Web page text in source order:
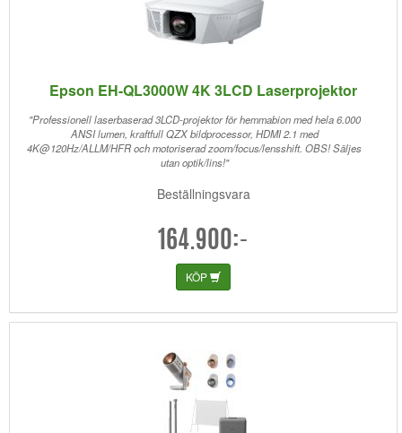
Epson EH-QL3000W 4K 3LCD Laserprojektor
"Professionell laserbaserad 3LCD-projektor för hemmabion med hela 6.000
ANSI lumen, kraftfull QZX bildprocessor, HDMI 2.1 med
4K@120Hz/ALLM/HFR och motoriserad zoom/focus/lensshift. OBS! Säljes
utan optik/lins!"
Beställningsvara
164.900:-
KÖP